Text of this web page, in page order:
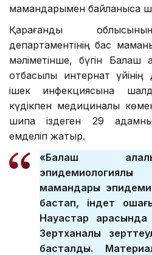
мамандарымен байланысқа
Қарағанды
департаментінің бас
мәліметінше, бүгін Балқаш
отбасылық интернат
ішек инфекциясына
күдікпен медициналық
шипа іздеген 29
емделіп жатыр.
«Балқаш
мамандары
бастап, індет
Науқастар
Зертханалық
басталды.